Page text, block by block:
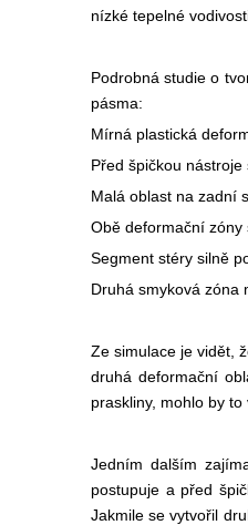
nízké tepelné
Podrobná studie o
pásma:
Mírná plastická
Před špičkou
Malá oblast na zadní
Obě deformační zóny
Segment stéry silně
Druhá smyková zóna
Ze simulace je vidět,
druhá deformační
praskliny, mohlo by
Jedním dalším
postupuje a před
Jakmile se vytvořil